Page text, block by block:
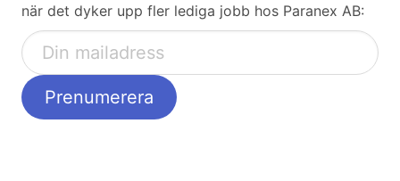
när det dyker upp fler lediga jobb hos Paranex AB: